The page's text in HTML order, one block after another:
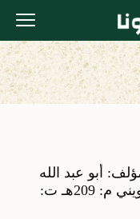
أبو عبد الله
محمد بن يزيد القزويني م: 209هـ ت: